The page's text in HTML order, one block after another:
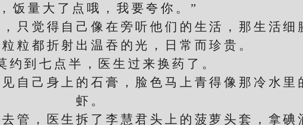
饭量大了点哦，我要夸你。”
觉得自己像在旁听他们的生活，那生活细
粒都折射出温吞的光，日常而珍贵。
到七点半，医生过来换药了。
己身上的石膏，脸色马上青得像那冷水里
虾。
，医生拆了李慧君头上的菠萝头套，拿碘